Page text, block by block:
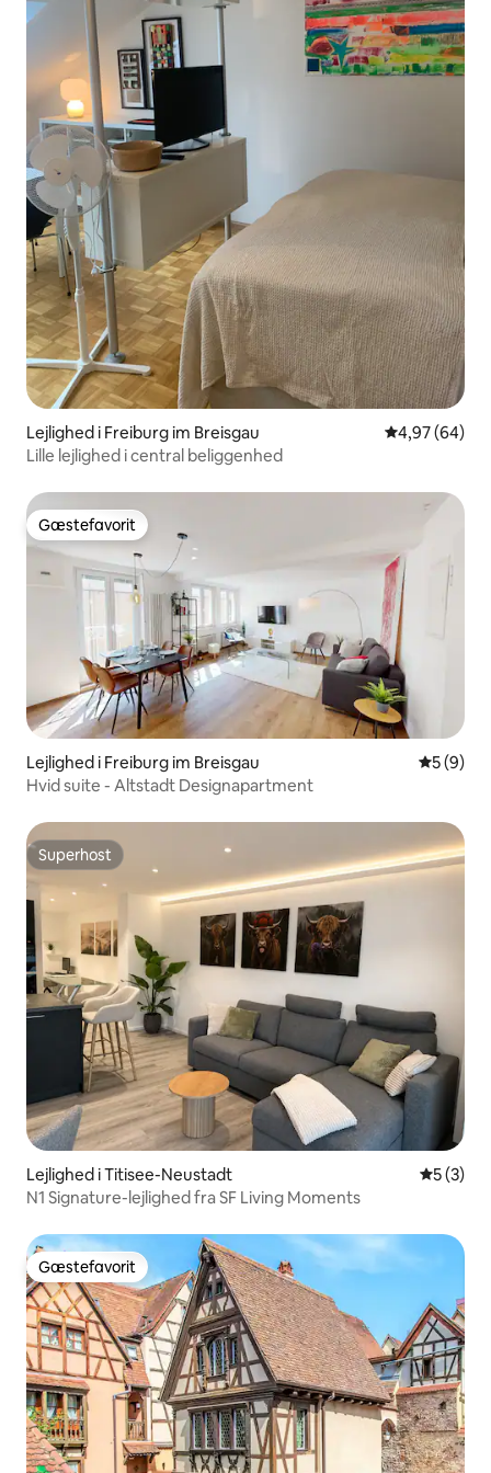
Lejlighed i Freiburg im Breisgau 4,97 ud af 5 i
4,97 (64)
Lille lejlighed i central beliggenhed
Gæstefavorit
Gæstefavorit
Lejlighed i Freiburg im Breisgau 5 ud af 5
5 (9)
Hvid suite - Altstadt Designapartment
Superhost
Superhost
Lejlighed i Titisee-Neustadt 5 ud af 5
5 (3)
N1 Signature-lejlighed fra SF Living Moments
Gæstefavorit
Gæstefavorit